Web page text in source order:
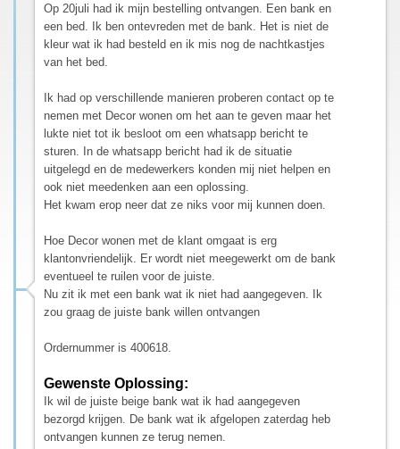
Op 20juli had ik mijn bestelling ontvangen. Een bank en
een bed. Ik ben ontevreden met de bank. Het is niet de
kleur wat ik had besteld en ik mis nog de nachtkastjes
van het bed.
Ik had op verschillende manieren proberen contact op te
nemen met Decor wonen om het aan te geven maar het
lukte niet tot ik besloot om een whatsapp bericht te
sturen. In de whatsapp bericht had ik de situatie
uitgelegd en de medewerkers konden mij niet helpen en
ook niet meedenken aan een oplossing.
Het kwam erop neer dat ze niks voor mij kunnen doen.
Hoe Decor wonen met de klant omgaat is erg
klantonvriendelijk. Er wordt niet meegewerkt om de bank
eventueel te ruilen voor de juiste.
Nu zit ik met een bank wat ik niet had aangegeven. Ik
zou graag de juiste bank willen ontvangen
Ordernummer is 400618.
Gewenste Oplossing:
Ik wil de juiste beige bank wat ik had aangegeven
bezorgd krijgen. De bank wat ik afgelopen zaterdag heb
ontvangen kunnen ze terug nemen.